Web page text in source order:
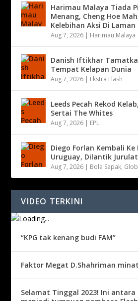
Harimau Malaya Tiada
Menang, Cheng Hoe
Kelebihan Aksi Di Laman
Aug 7, 2026 | Harimau Malaya
Danish Iftikhar
Tempat Kelapan Dunia
Aug 7, 2026 | Ekstra Flash
Leeds Pecah Rekod
Sertai The Whites
Aug 7, 2026 | EPL
Diego Forlan Kembali Ke
Uruguay, Dilantik
Aug 7, 2026 | Bola Sepak,
VIDEO TERKINI
“KPG tak kenang budi FAM”
Faktor Megat D.Shahriman
Selamat Tinggal 2023! Ini